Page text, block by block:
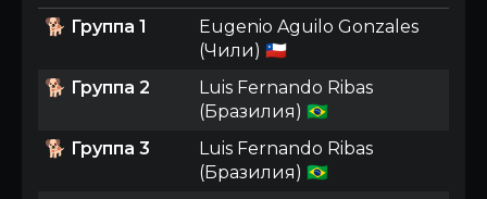
🐕 Группа 1
Eugenio Aguilo Gonzales
(Чили) 🇨🇱
🐕 Группа 2
Luis Fernando Ribas
(Бразилия) 🇧🇷
🐕 Группа 3
Luis Fernando Ribas
(Бразилия) 🇧🇷